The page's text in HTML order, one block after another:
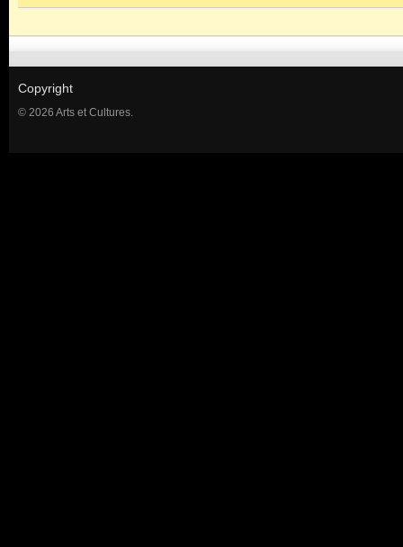
Copyright
© 2026 Arts et Cultures.